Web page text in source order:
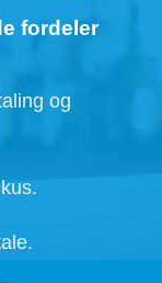
fordeler
og